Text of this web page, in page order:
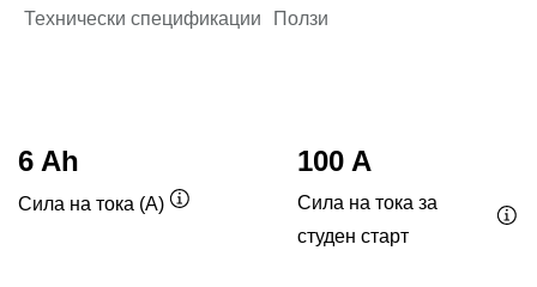
Технически спецификации Ползи
6 Ah
Сила на тока (A)
100 A
Сила на тока за
студен старт